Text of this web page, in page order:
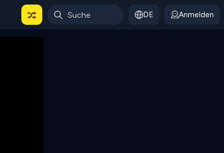
DE Anmelden